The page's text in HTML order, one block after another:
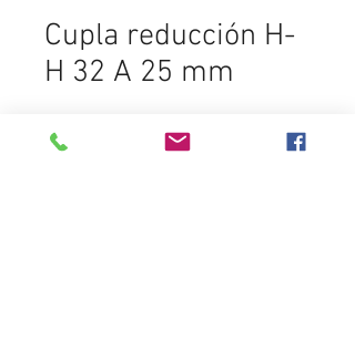
Cupla reducción H-
H 32 A 25 mm
SELECCIONAR PRODUCTO